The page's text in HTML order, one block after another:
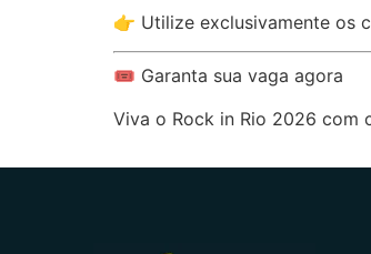
👉 Utilize exclusivamente os
🎟️ Garanta sua vaga agora
Viva o Rock in Rio 2026